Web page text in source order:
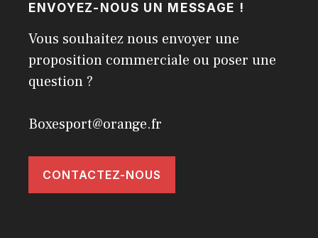
ENVOYEZ-NOUS UN MESSAGE !
Vous souhaitez nous envoyer une
proposition commerciale ou poser une
question ?
Boxesport@orange.fr
CONTACTEZ-NOUS